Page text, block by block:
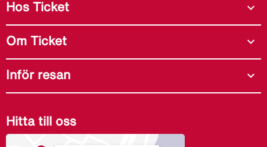
Hos Ticket expand_more
Om Ticket expand_more
Inför resan expand_more
Hitta till oss